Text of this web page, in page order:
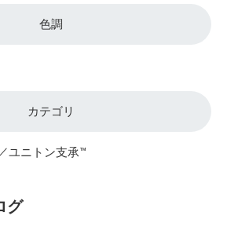
色調
カテゴリ
ユニトン支承™
グ